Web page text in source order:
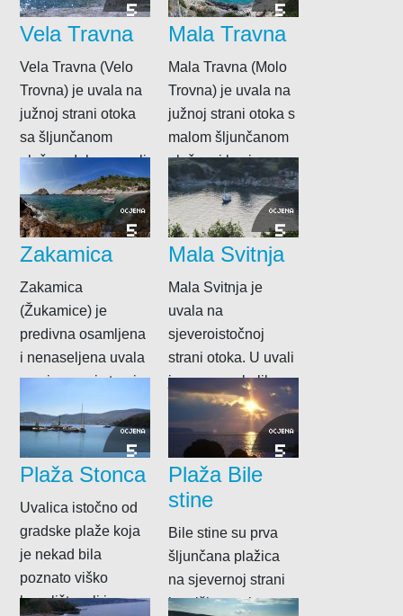
5
Vela Travna
Vela Travna (Velo
Trovna) je uvala na
južnoj strani otoka
sa šljunčanom
plažom. Iako u uvali
ima dvadesetak...
5
Mala Travna
Mala Travna (Molo
Trovna) je uvala na
južnoj strani otoka s
malom šljunčanom
plažom i kosim
ravnim pločama...
OCJENA
5
Zakamica
Zakamica
(Žukamice) je
predivna osamljena
i nenaseljena uvala
na sjevernoj strani
otoka iza rta Barjaci.
U uvali je...
OCJENA
5
Mala Svitnja
Mala Svitnja je
uvala na
sjeveroistočnoj
strani otoka. U uvali
je svega nekoliko
kuća i šljunčana
plažica na...
OCJENA
5
Plaža Stonca
Uvalica istočno od
gradske plaže koja
je nekad bila
poznato viško
kupalište, ali je
OCJENA
5
Plaža Bile
stine
Bile stine su prva
šljunčana plažica
na sjevernoj strani
komiške uvale.